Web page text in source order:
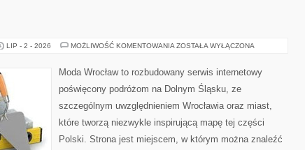
LIP - 2 - 2026 MOŻLIWOŚĆ KOMENTOWANIA ZGORZELEC
ZOSTAŁA WYŁĄCZONA
Moda Wrocław to rozbudowany serwis internetowy
poświęcony podróżom na Dolnym Śląsku, ze
szczególnym uwzględnieniem Wrocławia oraz miast,
które tworzą niezwykle inspirującą mapę tej części
Polski. Strona jest miejscem, w którym można znaleźć